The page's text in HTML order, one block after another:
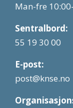
Man-fre
Sentralbord:
55 19 30 00
E-post:
post@knse.no